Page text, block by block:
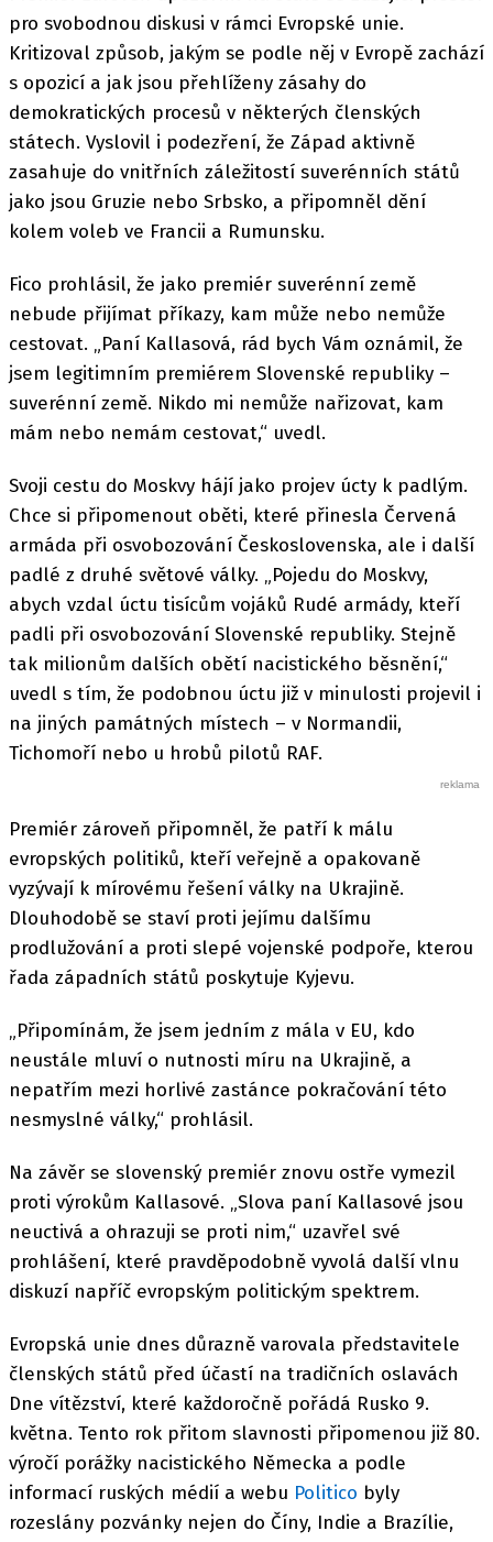
pro svobodnou diskusi v rámci Evropské unie.
Kritizoval způsob, jakým se podle něj v Evropě zachází
s opozicí a jak jsou přehlíženy zásahy do
demokratických procesů v některých členských
státech. Vyslovil i podezření, že Západ aktivně
zasahuje do vnitřních záležitostí suverénních států
jako jsou Gruzie nebo Srbsko, a připomněl dění
kolem voleb ve Francii a Rumunsku.
Fico prohlásil, že jako premiér suverénní země
nebude přijímat příkazy, kam může nebo nemůže
cestovat. „Paní Kallasová, rád bych Vám oznámil, že
jsem legitimním premiérem Slovenské republiky –
suverénní země. Nikdo mi nemůže nařizovat, kam
mám nebo nemám cestovat,“ uvedl.
Svoji cestu do Moskvy hájí jako projev úcty k padlým.
Chce si připomenout oběti, které přinesla Červená
armáda při osvobozování Československa, ale i další
padlé z druhé světové války. „Pojedu do Moskvy,
abych vzdal úctu tisícům vojáků Rudé armády, kteří
padli při osvobozování Slovenské republiky. Stejně
tak milionům dalších obětí nacistického běsnění,“
uvedl s tím, že podobnou úctu již v minulosti projevil i
na jiných památných místech – v Normandii,
Tichomoří nebo u hrobů pilotů RAF.
Premiér zároveň připomněl, že patří k málu
evropských politiků, kteří veřejně a opakovaně
vyzývají k mírovému řešení války na Ukrajině.
Dlouhodobě se staví proti jejímu dalšímu
prodlužování a proti slepé vojenské podpoře, kterou
řada západních států poskytuje Kyjevu.
„Připomínám, že jsem jedním z mála v EU, kdo
neustále mluví o nutnosti míru na Ukrajině, a
nepatřím mezi horlivé zastánce pokračování této
nesmyslné války,“ prohlásil.
Na závěr se slovenský premiér znovu ostře vymezil
proti výrokům Kallasové. „Slova paní Kallasové jsou
neuctivá a ohrazuji se proti nim,“ uzavřel své
prohlášení, které pravděpodobně vyvolá další vlnu
diskuzí napříč evropským politickým spektrem.
Evropská unie dnes důrazně varovala představitele
členských států před účastí na tradičních oslavách
Dne vítězství, které každoročně pořádá Rusko 9.
května. Tento rok přitom slavnosti připomenou již 80.
výročí porážky nacistického Německa a podle
informací ruských médií a webu Politico byly
rozeslány pozvánky nejen do Číny, Indie a Brazílie,